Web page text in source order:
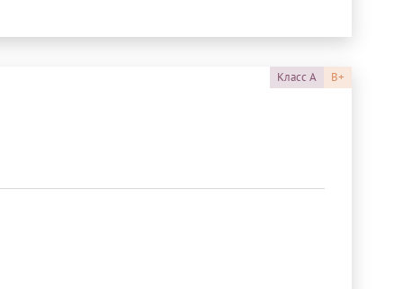
Класс A B+